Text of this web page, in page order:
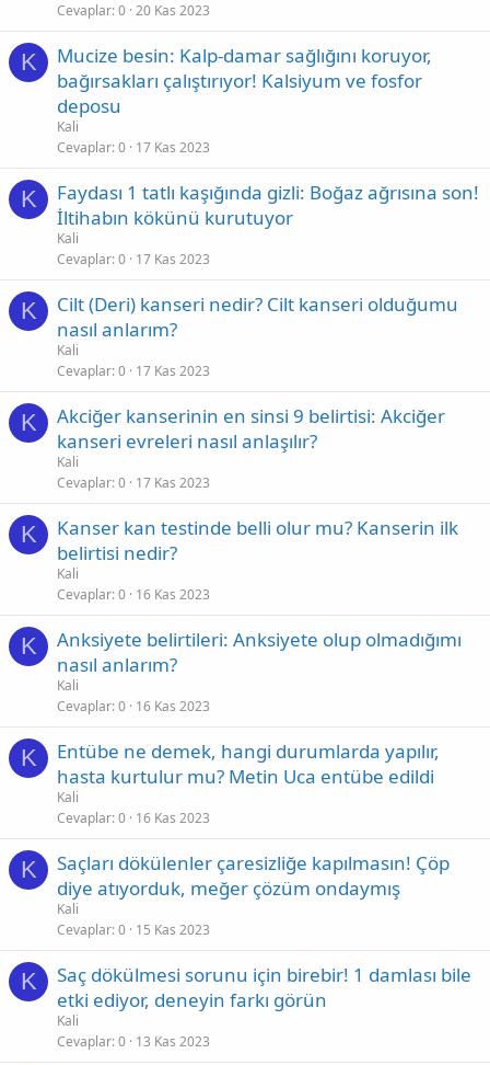
Cevaplar 0 20 Kas 2023
K
Mucize besin: Kalp-damar sağlığını koruyor,
bağırsakları çalıştırıyor! Kalsiyum ve fosfor
deposu
Kali
Cevaplar 0 17 Kas 2023
K
Faydası 1 tatlı kaşığında gizli: Boğaz ağrısına son!
İltihabın kökünü kurutuyor
Kali
Cevaplar 0 17 Kas 2023
K
Cilt (Deri) kanseri nedir? Cilt kanseri olduğumu
nasıl anlarım?
Kali
Cevaplar 0 17 Kas 2023
K
Akciğer kanserinin en sinsi 9 belirtisi: Akciğer
kanseri evreleri nasıl anlaşılır?
Kali
Cevaplar 0 17 Kas 2023
K
Kanser kan testinde belli olur mu? Kanserin ilk
belirtisi nedir?
Kali
Cevaplar 0 16 Kas 2023
K
Anksiyete belirtileri: Anksiyete olup olmadığımı
nasıl anlarım?
Kali
Cevaplar 0 16 Kas 2023
K
Entübe ne demek, hangi durumlarda yapılır,
hasta kurtulur mu? Metin Uca entübe edildi
Kali
Cevaplar 0 16 Kas 2023
K
Saçları dökülenler çaresizliğe kapılmasın! Çöp
diye atıyorduk, meğer çözüm ondaymış
Kali
Cevaplar 0 15 Kas 2023
K
Saç dökülmesi sorunu için birebir! 1 damlası bile
etki ediyor, deneyin farkı görün
Kali
Cevaplar 0 13 Kas 2023